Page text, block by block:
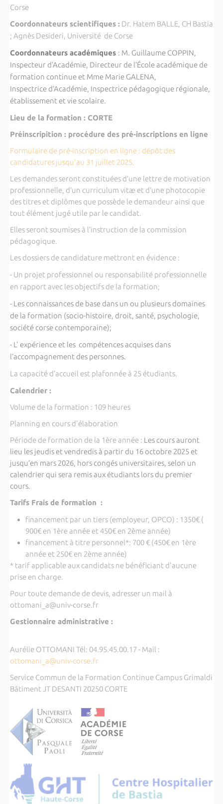
Corse
Coordonnateurs scientifiques : Dr. Hatem BALLE, CH Bastia
; Agnès Desideri, Université de Corse
Coordonnateurs académiques : M. Guillaume COPPIN,
Inspecteur d’Académie, Directeur de l’École académique de
formation continue et Mme Marie GALENA,
Inspectrice d’Académie, Inspectrice pédagogique régionale,
établissement et vie scolaire.
Lieu de la formation : CORTE
Préinscripition : procédure des pré-inscriptions en ligne
Formulaire de pré-inscription en ligne : dépôt des
candidatures jusqu'au 31 juillet 2025.
Les demandes seront constituées d’une lettre de motivation
professionnelle, d’un curriculum vitæ et d’une photocopie
des titres et diplômes que possède le demandeur ainsi que
tout élément jugé utile par le candidat.
Elles seront soumises à l’instruction de la commission
pédagogique.
Les dossiers de candidature mettront en évidence :
- Un projet professionnel ou responsabilité professionnelle
en rapport avec les objectifs de la formation;
- Les connaissances de base dans un ou plusieurs domaines
de la formation (socio-histoire, droit, santé, psychologie,
société corse contemporaine);
- L' expérience et les compétences acquises dans
l’accompagnement des personnes.
La capacité d’accueil est plafonnée à 25 étudiants.
Calendrier :
Volume de la formation : 109 heures
Planning en cours d'élaboration
Période de formation de la 1ère année : Les cours auront
lieu les jeudis et vendredis à partir du 16 octobre 2025 et
jusqu’en mars 2026, hors congés universitaires, selon un
calendrier qui sera remis aux étudiants lors du premier
cours.
Tarifs Frais de formation :
financement par un tiers (employeur, OPCO) : 1350€ (
900€ en 1ère année et 450€ en 2ème année)
financement à titre personnel*: 700 € (450€ en 1ère
année et 250€ en 2ème année)
* tarif applicable aux candidats ne bénéficiant d'aucune
prise en charge.
Pour toute demande de devis, adresser un mail à
ottomani_a@univ-corse.fr
Gestionnaire administrative :
Aurélie OTTOMANI Tél: 04.95.45.00.17 - Mail :
ottomani_a@univ-corse.fr
Service Commun de la Formation Continue Campus Grimaldi
Bâtiment JT DESANTI 20250 CORTE